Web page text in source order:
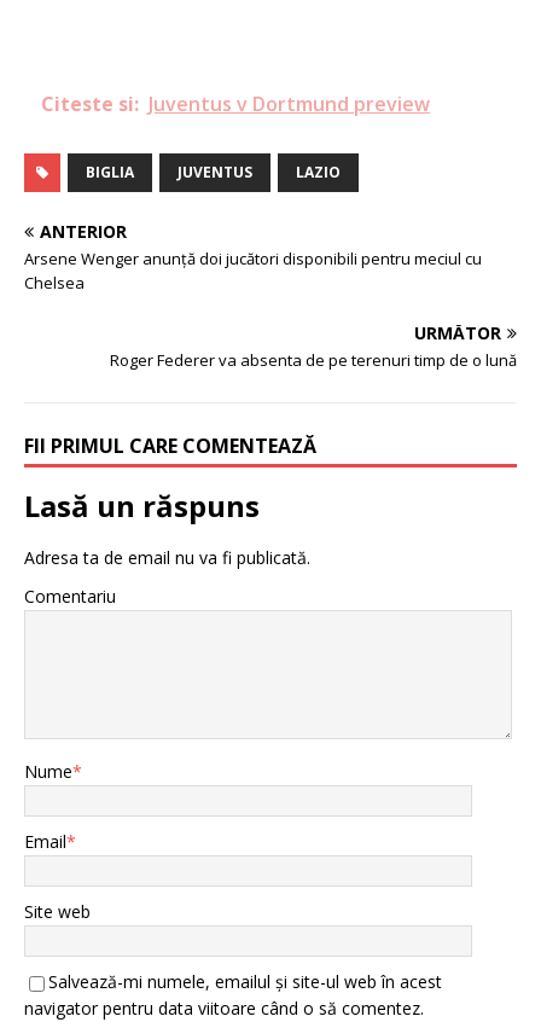
Citeste si: Juventus v Dortmund preview
BIGLIA JUVENTUS LAZIO
ANTERIOR
Arsene Wenger anunță doi jucători disponibili pentru meciul cu
Chelsea
URMĂTOR
Roger Federer va absenta de pe terenuri timp de o lună
FII PRIMUL CARE COMENTEAZĂ
Lasă un răspuns
Adresa ta de email nu va fi publicată.
Comentariu
Nume*
Email*
Site web
Salvează-mi numele, emailul și site-ul web în acest
navigator pentru data viitoare când o să comentez.